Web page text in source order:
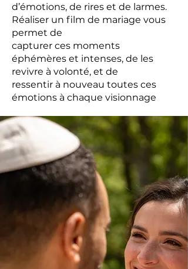
d’émotions, de rires et de larmes.
Réaliser un film de mariage vous
permet de
capturer ces moments
éphémères et intenses, de les
revivre à volonté, et de
ressentir à nouveau toutes ces
émotions à chaque visionnage